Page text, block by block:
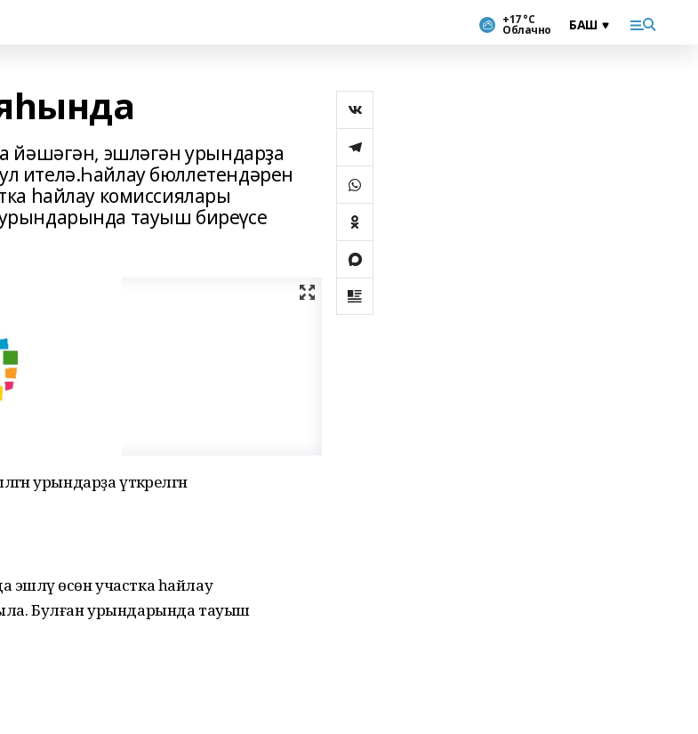
+17 °С
Облачно
йәшәгән, эшләгән урындарҙа
ителә.Һайлау бюллетендәрен
һайлау комиссиялары
тауыш биреүсе
урындарҙа үткәрелгән
эшләү өсөн участка һайлау
Булған урындарында тауыш